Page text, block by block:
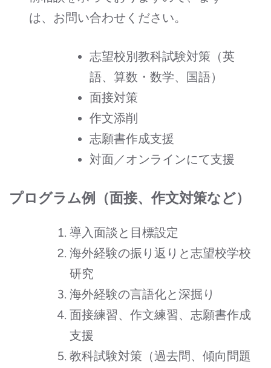
は、お問い合わせください。
志望校別教科試験対策（英
語、算数・数学、国語）
面接対策
作文添削
志願書作成支援
対面／オンラインにて支援
プログラム例（面接、作文対策など）
導入面談と目標設定
海外経験の振り返りと志望校学校
研究
海外経験の言語化と深掘り
面接練習、作文練習、志願書作成
支援
教科試験対策（過去問、傾向問題